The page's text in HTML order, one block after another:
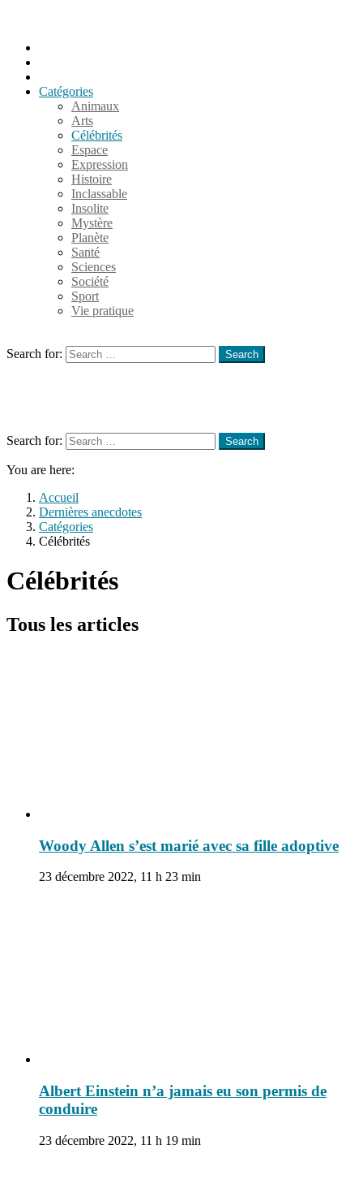
Catégories
Animaux
Arts
Célébrités
Espace
Expression
Histoire
Inclassable
Insolite
Mystère
Planète
Santé
Sciences
Société
Sport
Vie pratique
Search for:
Search
Search for:
Search
You are here:
Accueil
Dernières anecdotes
Catégories
Célébrités
Célébrités
Tous les articles
Woody Allen s’est marié avec sa fille adoptive
23 décembre 2022, 11 h 23 min
Albert Einstein n’a jamais eu son permis de
conduire
23 décembre 2022, 11 h 19 min